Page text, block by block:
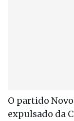
O partido
expulsado da